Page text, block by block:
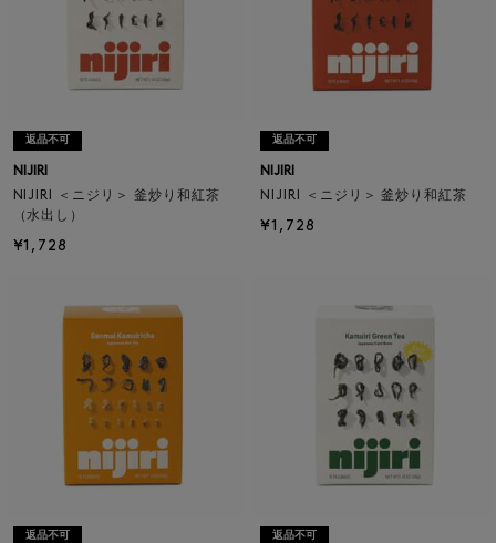
返品不可
NIJIRI
NIJIRI ＜ニジリ＞ 釜炒り和紅茶
（水出し）
¥1,728
返品不可
NIJIRI
NIJIRI ＜ニジリ＞ 釜炒り和紅茶
¥1,728
返品不可 返品不可